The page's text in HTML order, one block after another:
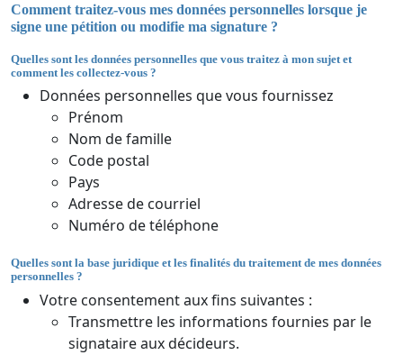
Comment traitez-vous mes données personnelles lorsque je
signe une pétition ou modifie ma signature ?
Quelles sont les données personnelles que vous traitez à mon sujet et
comment les collectez-vous ?
Données personnelles que vous fournissez
Prénom
Nom de famille
Code postal
Pays
Adresse de courriel
Numéro de téléphone
Quelles sont la base juridique et les finalités du traitement de mes données
personnelles ?
Votre consentement aux fins suivantes :
Transmettre les informations fournies par le
signataire aux décideurs.